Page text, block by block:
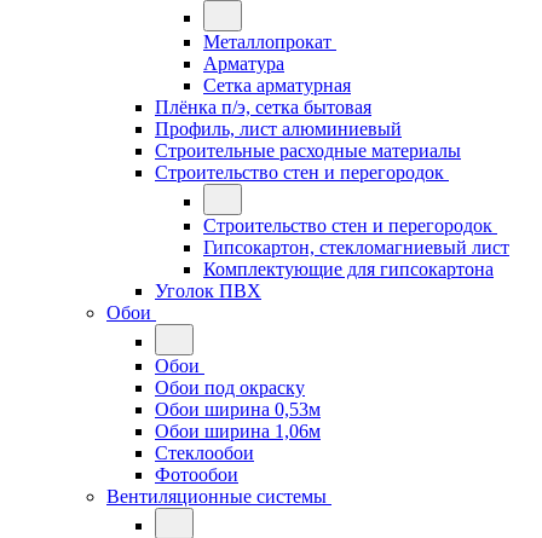
Металлопрокат
Арматура
Сетка арматурная
Плёнка п/э, сетка бытовая
Профиль, лист алюминиевый
Строительные расходные материалы
Строительство стен и перегородок
Строительство стен и перегородок
Гипсокартон, стекломагниевый лист
Комплектующие для гипсокартона
Уголок ПВХ
Обои
Обои
Обои под окраску
Обои ширина 0,53м
Обои ширина 1,06м
Стеклообои
Фотообои
Вентиляционные системы